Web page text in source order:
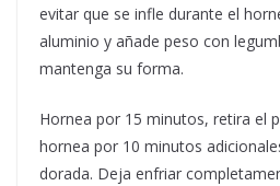
evitar que se infle durante el
aluminio y añade peso con
mantenga su forma.
Hornea por 15 minutos, retira el
hornea por 10 minutos
dorada. Deja enfriar